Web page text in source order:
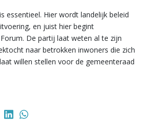
essentieel. Hier wordt landelijk beleid
en juist hier begint
De partij laat weten al te zijn
naar betrokken inwoners die zich
willen stellen voor de gemeenteraad